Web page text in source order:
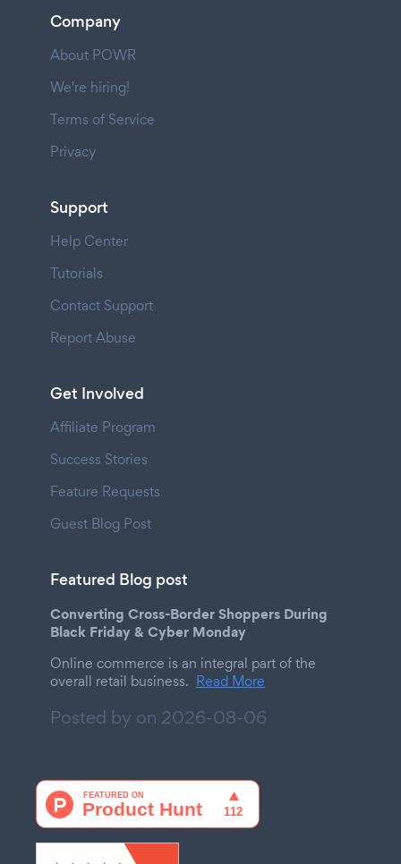
Company
About POWR
We're hiring!
Terms of Service
Privacy
Support
Help Center
Tutorials
Contact Support
Report Abuse
Get Involved
Affiliate Program
Success Stories
Feature Requests
Guest Blog Post
Featured Blog post
Converting Cross-Border Shoppers During
Black Friday & Cyber Monday
Online commerce is an integral part of the
overall retail business. Read More
Posted by on 2026-08-06